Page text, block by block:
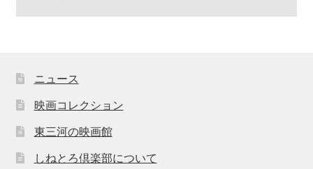
ニュース
映画コレクション
東三河の映画館
しねとろ倶楽部について